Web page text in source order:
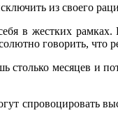
из своего
в жестких
говорить,
месяцев и
спровоцировать